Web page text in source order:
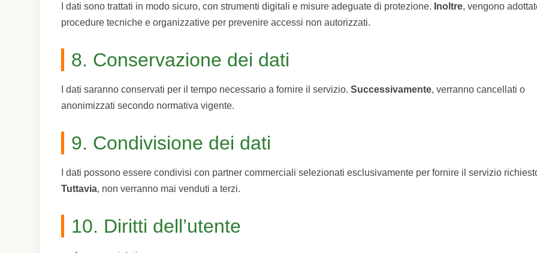
I dati sono trattati in modo sicuro, con strumenti digitali e misure adeguate di protezione. Inoltre, vengono
procedure tecniche e organizzative per prevenire accessi non autorizzati.
8. Conservazione dei dati
I dati saranno conservati per il tempo necessario a fornire il servizio.Successivamente, verranno cancellati o
anonimizzati secondo normativa vigente.
9. Condivisione dei dati
I dati possono essere condivisi con partner commerciali selezionati esclusivamente per fornire il servizio
Tuttavia, non verranno mai venduti a terzi.
10. Diritti dell’utente